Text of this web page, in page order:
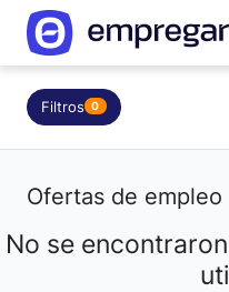
Filtros 0
Ofertas de empleo
Cargando resultados...
No se